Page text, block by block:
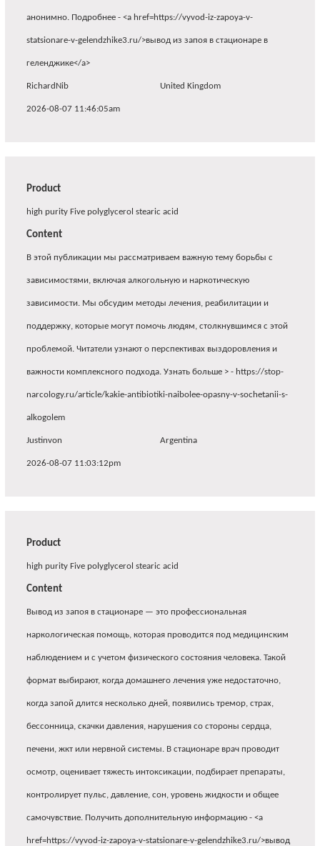
анонимно. Подробнее - <a href=https://vyvod-iz-zapoya-v-
statsionare-v-gelendzhike3.ru/>вывод из запоя в стационаре в
геленджике</a>
RichardNib United Kingdom
2026-08-07 11:46:05am
Product
high purity Five polyglycerol stearic acid
Content
В этой публикации мы рассматриваем важную тему борьбы с
зависимостями, включая алкогольную и наркотическую
зависимости. Мы обсудим методы лечения, реабилитации и
поддержку, которые могут помочь людям, столкнувшимся с этой
проблемой. Читатели узнают о перспективах выздоровления и
важности комплексного подхода. Узнать больше > - https://stop-
narcology.ru/article/kakie-antibiotiki-naibolee-opasny-v-sochetanii-s-
alkogolem
Justinvon Argentina
2026-08-07 11:03:12pm
Product
high purity Five polyglycerol stearic acid
Content
Вывод из запоя в стационаре — это профессиональная
наркологическая помощь, которая проводится под медицинским
наблюдением и с учетом физического состояния человека. Такой
формат выбирают, когда домашнего лечения уже недостаточно,
когда запой длится несколько дней, появились тремор, страх,
бессонница, скачки давления, нарушения со стороны сердца,
печени, жкт или нервной системы. В стационаре врач проводит
осмотр, оценивает тяжесть интоксикации, подбирает препараты,
контролирует пульс, давление, сон, уровень жидкости и общее
самочувствие. Получить дополнительную информацию - <a
href=https://vyvod-iz-zapoya-v-statsionare-v-gelendzhike3.ru/>вывод